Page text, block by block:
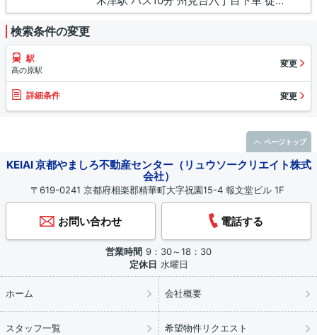
検索条件の変更
駅
高の原駅
変更
詳細条件 変更
KEIAI 京都やましろ不動産センター（リュウソークリエイト株式
会社）
〒619-0241 京都府相楽郡精華町大字祝園15-4 報文堂ビル 1F
お問い合わせ 電話する
営業時間 9：30～18：30
定休日 水曜日
ホーム 会社概要
スタッフ一覧 希望物件リクエスト
ページトップ